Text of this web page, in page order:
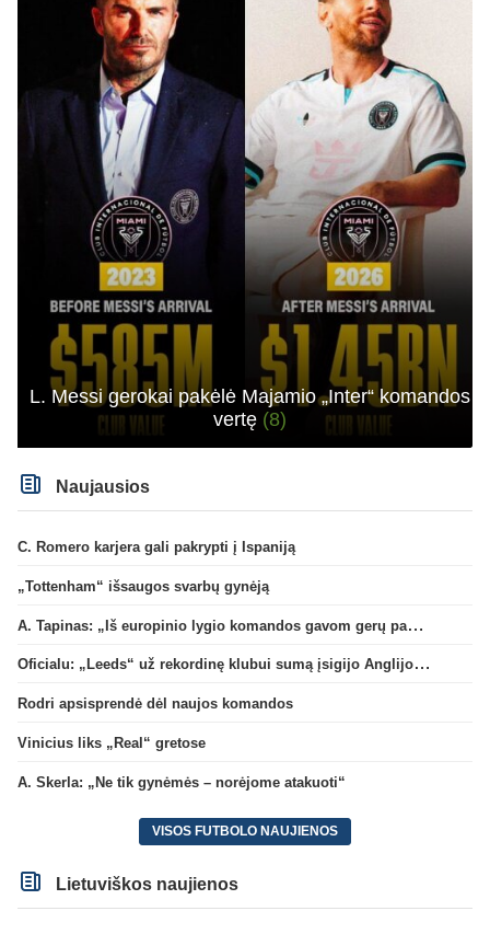
L. Messi gerokai pakėlė Majamio „Inter“ komandos
vertę (8)
Naujausios
C. Romero karjera gali pakrypti į Ispaniją
„Tottenham“ išsaugos svarbų gynėją
A. Tapinas: „Iš europinio lygio komandos gavom gerų pamokų“
Oficialu: „Leeds“ už rekordinę klubui sumą įsigijo Anglijos rinktinės vartininką
Rodri apsisprendė dėl naujos komandos
Vinicius liks „Real“ gretose
A. Skerla: „Ne tik gynėmės – norėjome atakuoti“
VISOS FUTBOLO NAUJIENOS
Lietuviškos naujienos